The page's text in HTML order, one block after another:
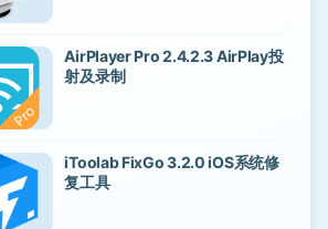
AirPlayer Pro 2.4.2.3 AirPlay投
射及录制
iToolab FixGo 3.2.0 iOS系统修
复工具